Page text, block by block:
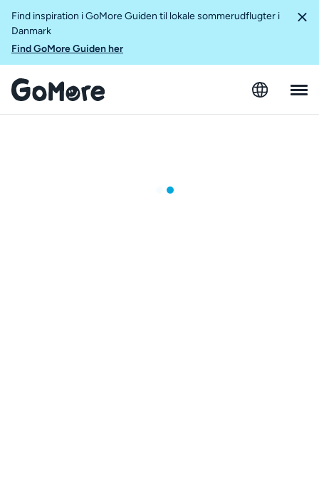
Find inspiration i GoMore Guiden til lokale sommerudflugter i
Danmark
Find GoMore Guiden her